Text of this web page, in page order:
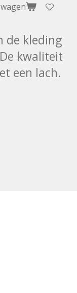
de kleding
kwaliteit
een lach.